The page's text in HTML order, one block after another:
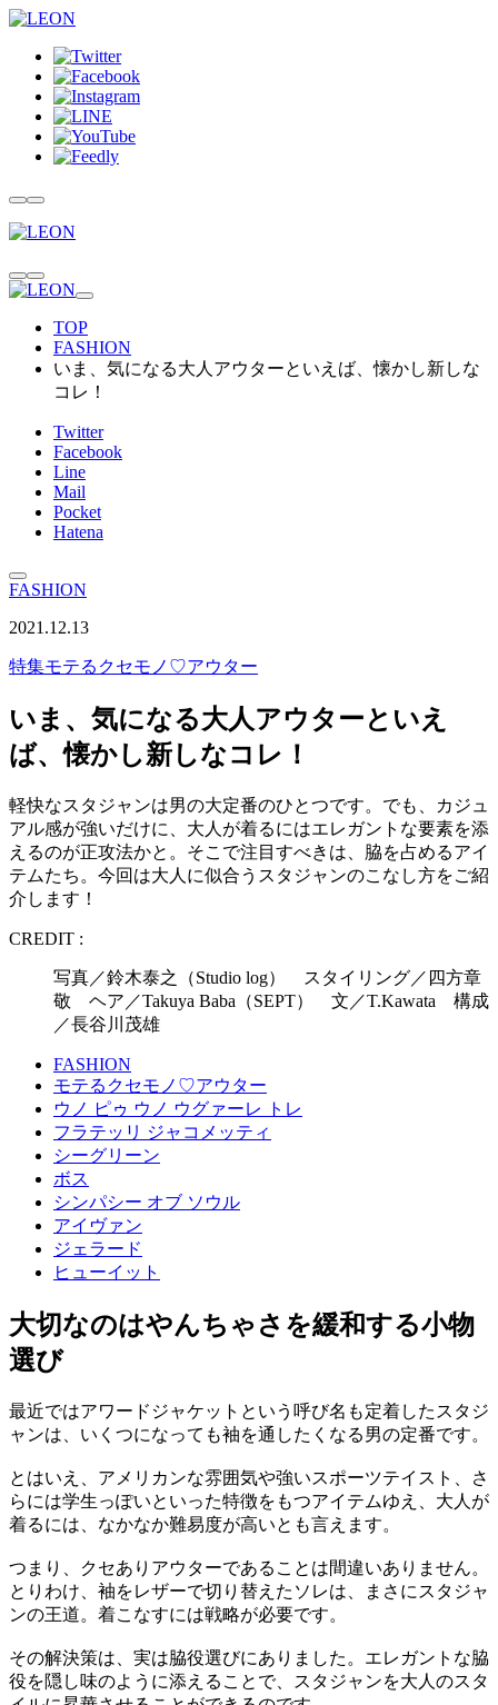
TOP
FASHION
いま、気になる大人アウターといえば、懐かし新しな
コレ！
Twitter
Facebook
Line
Mail
Pocket
Hatena
FASHION
2021.12.13
特集モテるクセモノ♡アウター
いま、気になる大人アウターといえ
ば、懐かし新しなコレ！
軽快なスタジャンは男の大定番のひとつです。でも、カジュ
アル感が強いだけに、大人が着るにはエレガントな要素を添
えるのが正攻法かと。そこで注目すべきは、脇を占めるアイ
テムたち。今回は大人に似合うスタジャンのこなし方をご紹
介します！
CREDIT :
写真／鈴木泰之（Studio log） スタイリング／四方章
敬 ヘア／Takuya Baba（SEPT） 文／T.Kawata 構成
／長谷川茂雄
FASHION
モテるクセモノ♡アウター
ウノ ピゥ ウノ ウグァーレ トレ
フラテッリ ジャコメッティ
シーグリーン
ボス
シンパシー オブ ソウル
アイヴァン
ジェラード
ヒューイット
大切なのはやんちゃさを緩和する小物
選び
最近ではアワードジャケットという呼び名も定着したスタジ
ャンは、いくつになっても袖を通したくなる男の定番です。
とはいえ、アメリカンな雰囲気や強いスポーツテイスト、さ
らには学生っぽいといった特徴をもつアイテムゆえ、大人が
着るには、なかなか難易度が高いとも言えます。
つまり、クセありアウターであることは間違いありません。
とりわけ、袖をレザーで切り替えたソレは、まさにスタジャ
ンの王道。着こなすには戦略が必要です。
その解決策は、実は脇役選びにありました。エレガントな脇
役を隠し味のように添えることで、スタジャンを大人のスタ